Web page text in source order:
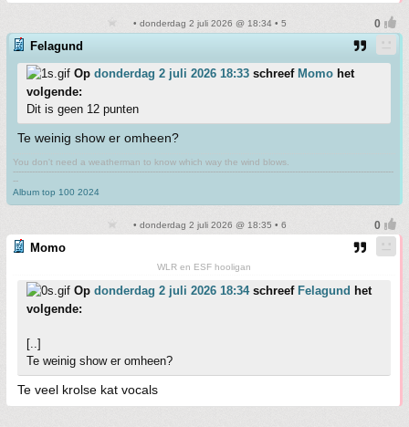
• donderdag 2 juli 2026 @ 18:34 • 5
Felagund
Op donderdag 2 juli 2026 18:33 schreef Momo het
volgende:
Dit is geen 12 punten
Te weinig show er omheen?
You don't need a weatherman to know which way the wind blows.
-------------------------------------------------------------------------------------------------------------------------------------------
--
Album top 100 2024
• donderdag 2 juli 2026 @ 18:35 • 6
Momo
WLR en ESF hooligan
Op donderdag 2 juli 2026 18:34schreef Felagund het
volgende:
[..]
Te weinig show er omheen?
Te veel krolse kat vocals